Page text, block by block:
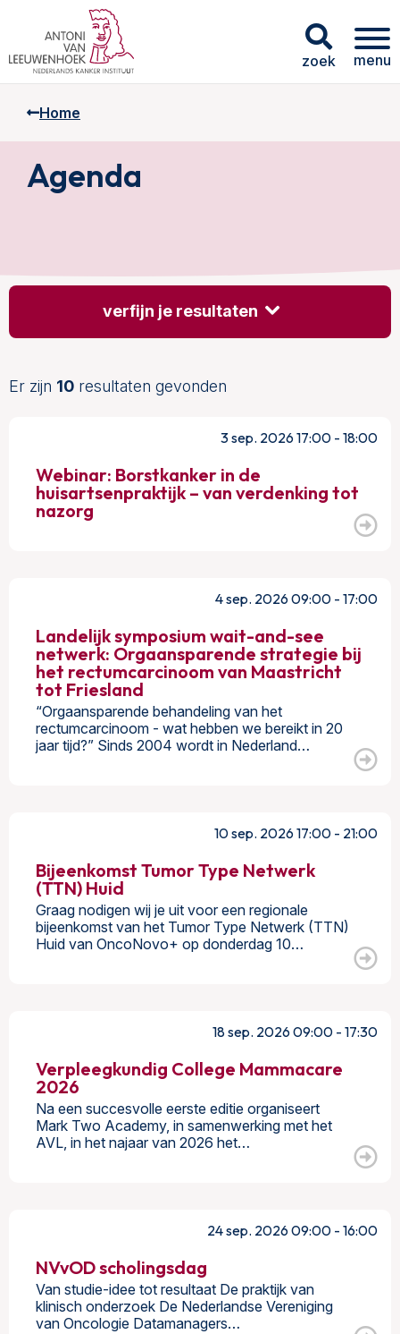
zoek menu
Home
Agenda
verfijn je resultaten
Er zijn 10 resultaten gevonden
3 sep. 2026 17:00 - 18:00
Webinar: Borstkanker in de
huisartsenpraktijk – van verdenking tot
nazorg
4 sep. 2026 09:00 - 17:00
Landelijk symposium wait-and-see
netwerk: Orgaansparende strategie bij
het rectumcarcinoom van Maastricht
tot Friesland
“Orgaansparende behandeling van het
rectumcarcinoom - wat hebben we bereikt in 20
jaar tijd?” Sinds 2004 wordt in Nederland…
10 sep. 2026 17:00 - 21:00
Bijeenkomst Tumor Type Netwerk
(TTN) Huid
Graag nodigen wij je uit voor een regionale
bijeenkomst van het Tumor Type Netwerk (TTN)
Huid van OncoNovo+ op donderdag 10…
18 sep. 2026 09:00 - 17:30
Verpleegkundig College Mammacare
2026
Na een succesvolle eerste editie organiseert
Mark Two Academy, in samenwerking met het
AVL, in het najaar van 2026 het…
24 sep. 2026 09:00 - 16:00
NVvOD scholingsdag
Van studie-idee tot resultaat De praktijk van
klinisch onderzoek De Nederlandse Vereniging
van Oncologie Datamanagers…